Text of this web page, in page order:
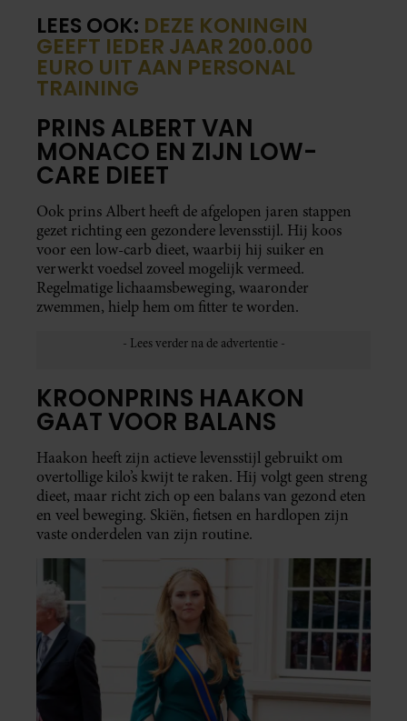
LEES OOK: DEZE KONINGIN
GEEFT IEDER JAAR 200.000
EURO UIT AAN PERSONAL
TRAINING
PRINS ALBERT VAN
MONACO EN ZIJN LOW-
CARE DIEET
Ook prins Albert heeft de afgelopen jaren stappen
gezet richting een gezondere levensstijl. Hij koos
voor een low-carb dieet, waarbij hij suiker en
verwerkt voedsel zoveel mogelijk vermeed.
Regelmatige lichaamsbeweging, waaronder
zwemmen, hielp hem om fitter te worden.
KROONPRINS HAAKON
GAAT VOOR BALANS
Haakon heeft zijn actieve levensstijl gebruikt om
overtollige kilo’s kwijt te raken. Hij volgt geen streng
dieet, maar richt zich op een balans van gezond eten
en veel beweging. Skiën, fietsen en hardlopen zijn
vaste onderdelen van zijn routine.